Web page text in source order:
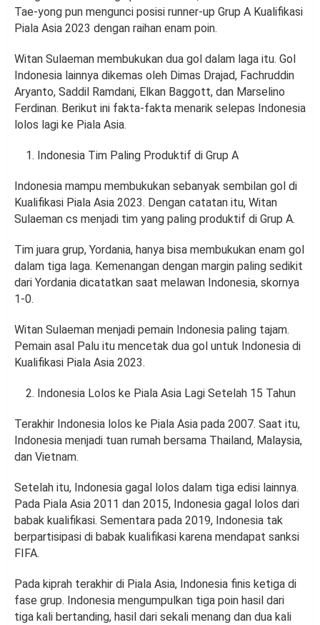
Tae-yong pun mengunci posisi runner-up Grup A Kualifikasi
Piala Asia 2023 dengan raihan enam poin.
Witan Sulaeman membukukan dua gol dalam laga itu. Gol
Indonesia lainnya dikemas oleh Dimas Drajad, Fachruddin
Aryanto, Saddil Ramdani, Elkan Baggott, dan Marselino
Ferdinan. Berikut ini fakta-fakta menarik selepas Indonesia
lolos lagi ke Piala Asia.
Indonesia Tim Paling Produktif di Grup A
Indonesia mampu membukukan sebanyak sembilan gol di
Kualifikasi Piala Asia 2023. Dengan catatan itu, Witan
Sulaeman cs menjadi tim yang paling produktif di Grup A.
Tim juara grup, Yordania, hanya bisa membukukan enam gol
dalam tiga laga. Kemenangan dengan margin paling sedikit
dari Yordania dicatatkan saat melawan Indonesia, skornya
1-0.
Witan Sulaeman menjadi pemain Indonesia paling tajam.
Pemain asal Palu itu mencetak dua gol untuk Indonesia di
Kualifikasi Piala Asia 2023.
Indonesia Lolos ke Piala Asia Lagi Setelah 15 Tahun
Terakhir Indonesia lolos ke Piala Asia pada 2007. Saat itu,
Indonesia menjadi tuan rumah bersama Thailand, Malaysia,
dan Vietnam.
Setelah itu, Indonesia gagal lolos dalam tiga edisi lainnya.
Pada Piala Asia 2011 dan 2015, Indonesia gagal lolos dari
babak kualifikasi. Sementara pada 2019, Indonesia tak
berpartisipasi di babak kualifikasi karena mendapat sanksi
FIFA.
Pada kiprah terakhir di Piala Asia, Indonesia finis ketiga di
fase grup. Indonesia mengumpulkan tiga poin hasil dari
tiga kali bertanding, hasil dari sekali menang dan dua kali